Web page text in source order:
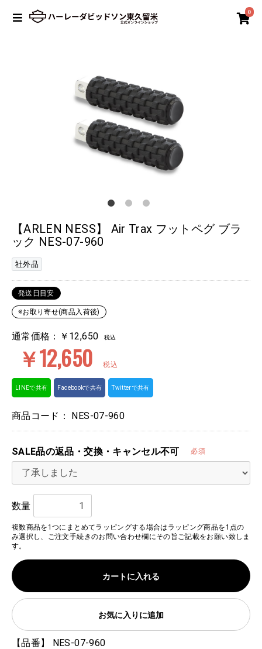
0
【ARLEN NESS】 Air Trax フットペグ ブラ
ック NES-07-960
社外品
発送日目安
※お取り寄せ(商品入荷後)
通常価格：￥12,650 税込
￥12,650 税込
LINEで共有 Facebookで共有 Twitterで共有
商品コード： NES-07-960
SALE品の返品・交換・キャンセル不可 必須
数量
複数商品を1つにまとめてラッピングする場合はラッピング商品を1点の
み選択し、ご注文手続きのお問い合わせ欄にその旨ご記載をお願い致しま
す。
カートに入れる
お気に入りに追加
【品番】 NES-07-960